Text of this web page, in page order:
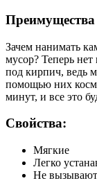
Зачем нанимать
мусор? Теперь нет
под кирпич, ведь
помощью них
минут, и все это
Свойства:
Мягкие
Легко
Не вызывают